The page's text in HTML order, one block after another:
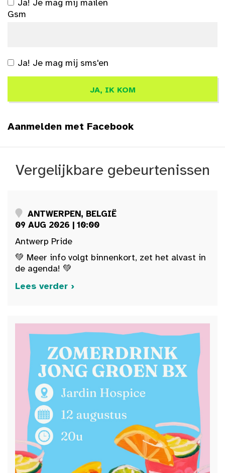
Ja! Je mag mij mailen
Gsm
Ja! Je mag mij sms'en
Aanmelden met Facebook
Vergelijkbare gebeurtenissen
ANTWERPEN, BELGIË
09 AUG 2026 | 10:00
Antwerp Pride
💚 Meer info volgt binnenkort, zet het alvast in
de agenda! 💚
Lees verder ›